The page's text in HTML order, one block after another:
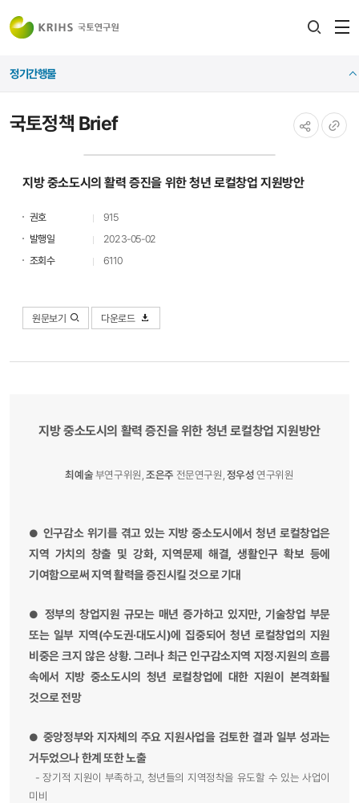
국토정책 Brief
정기간행물
지방 중소도시의 활력 증진을 위한 청년 로컬창업 지원방안
권호
915
발행일
2023-05-02
조회수
6110
원문보기 다운로드
지방 중소도시의 활력 증진을 위한 청년 로컬창업 지원방안
최예술부연구위원, 조은주 전문연구원, 정우성연구위원
● 인구감소 위기를 겪고 있는 지방 중소도시에서 청년 로컬창업은
지역 가치의 창출 및 강화, 지역문제 해결, 생활인구 확보 등에
기여함으로써 지역 활력을 증진시킬 것으로 기대
● 정부의 창업지원 규모는 매년 증가하고 있지만, 기술창업 부문
또는 일부 지역(수도권·대도시)에 집중되어 청년 로컬창업의 지원
비중은 크지 않은 상황. 그러나 최근 인구감소지역 지정·지원의 흐름
속에서 지방 중소도시의 청년 로컬창업에 대한 지원이 본격화될
것으로 전망
● 중앙정부와 지자체의 주요 지원사업을 검토한 결과 일부 성과는
거두었으나 한계 또한 노출
- 장기적 지원이 부족하고, 청년들의 지역정착을 유도할 수 있는 사업이
미비